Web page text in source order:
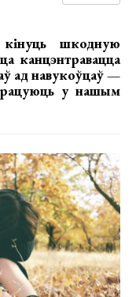
шкодную
канцэнтравацца
ад навукоўцаў —
у нашым